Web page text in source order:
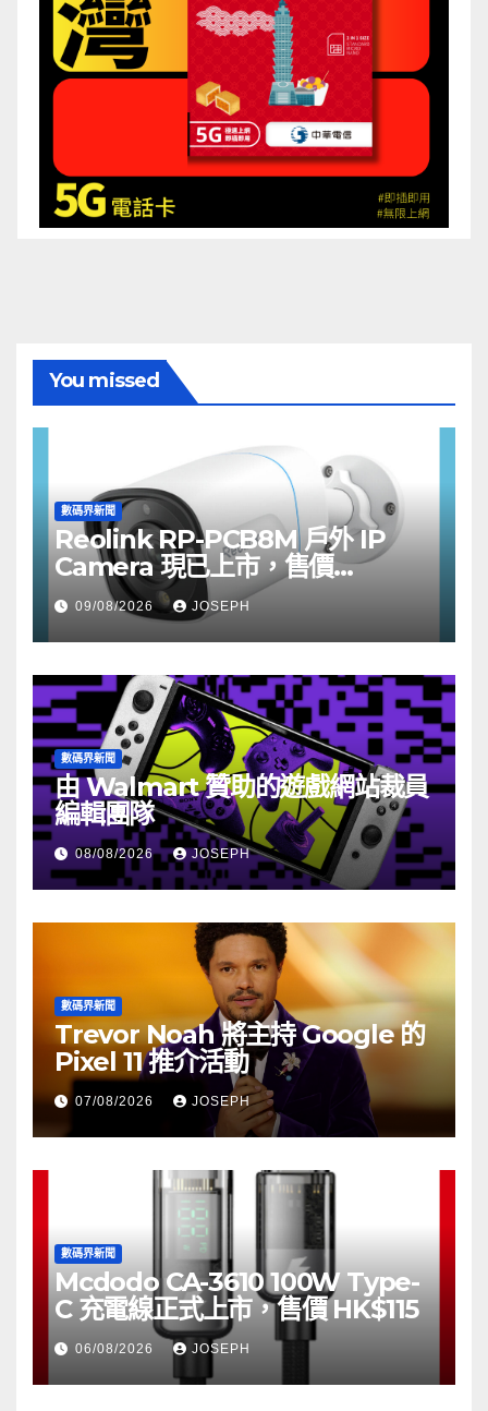
You missed
數碼界新聞
Reolink RP-PCB8M 戶外 IP
Camera 現已上市，售價
HK$722
09/08/2026 JOSEPH
數碼界新聞
由 Walmart 贊助的遊戲網站裁員
編輯團隊
08/08/2026 JOSEPH
數碼界新聞
Trevor Noah 將主持 Google 的
Pixel 11 推介活動
07/08/2026 JOSEPH
數碼界新聞
Mcdodo CA-3610 100W Type-
C 充電線正式上市，售價 HK$115
06/08/2026 JOSEPH